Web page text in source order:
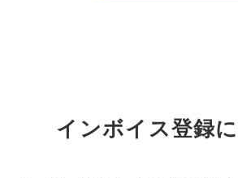
インボイス登録